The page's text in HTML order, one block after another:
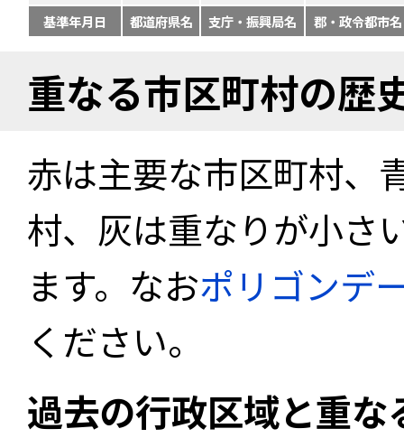
基準年月日
都道府県名 支庁・振興局名 郡・政令都市名
重なる市区町村の歴
赤は主要な市区町村、
村、灰は重なりが小さ
ます。なおポリゴンデ
ください。
過去の行政区域と重